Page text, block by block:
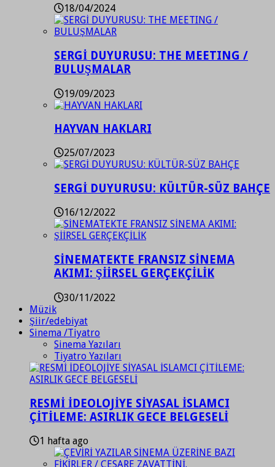
18/04/2024
SERGİ DUYURUSU: THE MEETING /
BULUŞMALAR
19/09/2023
HAYVAN HAKLARI
25/07/2023
SERGİ DUYURUSU: KÜLTÜR-SÜZ BAHÇE
16/12/2022
SİNEMATEKTE FRANSIZ SİNEMA
AKIMI: ŞİİRSEL GERÇEKÇİLİK
30/11/2022
Müzik
Şiir/edebiyat
Sinema /Tiyatro
Sinema Yazıları
Tiyatro Yazıları
RESMİ İDEOLOJİYE SİYASAL İSLAMCI
ÇİTİLEME: ASIRLIK GECE BELGESELİ
1 hafta ago